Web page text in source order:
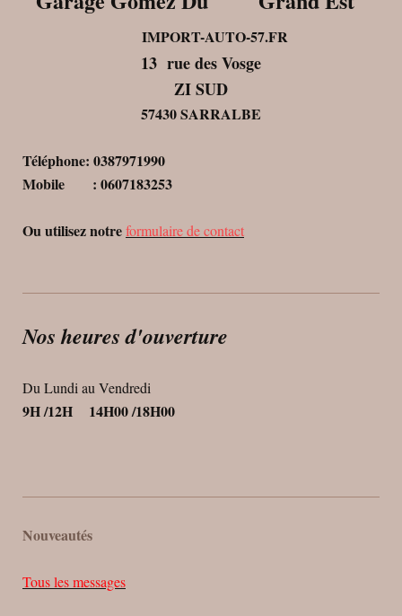
IMPORT-AUTO-57.FR
13 rue des Vosge
ZI SUD
57430 SARRALBE
Téléphone: 0387971990
Mobile : 0607183253
Ou utilisez notreformulaire de contact
Nos heures d'ouverture
Du Lundi au Vendredi
9H /12H 14H00 /18H00
Nouveautés
Tous les messages